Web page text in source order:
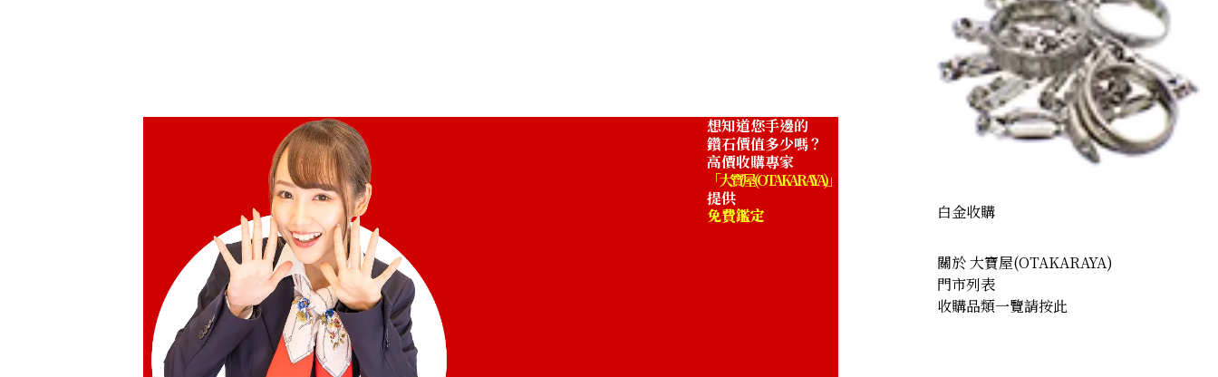
想知道您手邊的
鑽石價值多少嗎？
高價收購專家
「大寶屋 (OTAKARAYA)」
提供
免費鑑定
白金收購
關於 大寶屋(OTAKARAYA)
門市列表
收購品類一覽請按此